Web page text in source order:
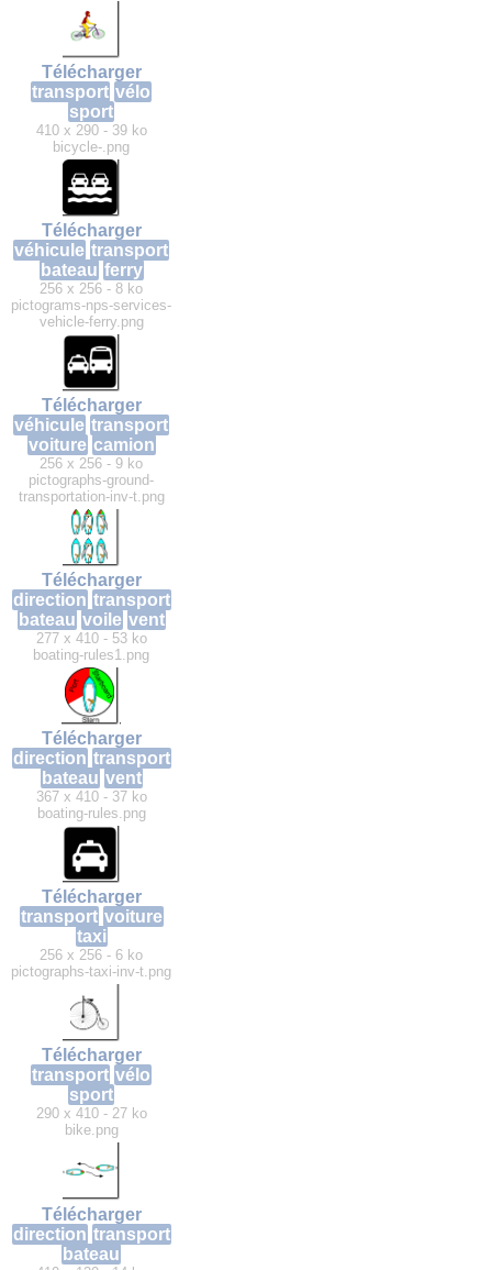
Télécharger
transport vélo
sport
410 x 290 - 39 ko
bicycle-.png
Télécharger
véhicule transport
bateau ferry
256 x 256 - 8 ko
pictograms-nps-services-
vehicle-ferry.png
Télécharger
véhicule transport
voiture camion
256 x 256 - 9 ko
pictographs-ground-
transportation-inv-t.png
Télécharger
direction transport
bateau voile vent
277 x 410 - 53 ko
boating-rules1.png
Télécharger
direction transport
bateau vent
367 x 410 - 37 ko
boating-rules.png
Télécharger
transport voiture
taxi
256 x 256 - 6 ko
pictographs-taxi-inv-t.png
Télécharger
transport vélo
sport
290 x 410 - 27 ko
bike.png
Télécharger
direction transport
bateau